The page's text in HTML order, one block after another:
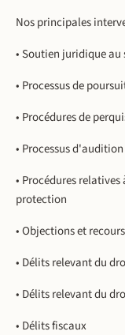
Nos principales
• Soutien juridique
• Processus de
• Procédures de
• Processus
• Procédures
protection
• Objections et recours
• Délits relevant du
• Délits relevant du
• Délits fiscaux